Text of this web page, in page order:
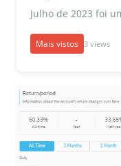
Julho de 2023 foi
Mais vistos 3 views